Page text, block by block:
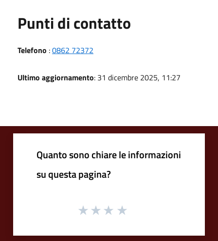
Punti di contatto
Telefono :0862 72372
Ultimo aggiornamento: 31 dicembre 2025, 11:27
Quanto sono chiare le informazioni
su questa pagina?